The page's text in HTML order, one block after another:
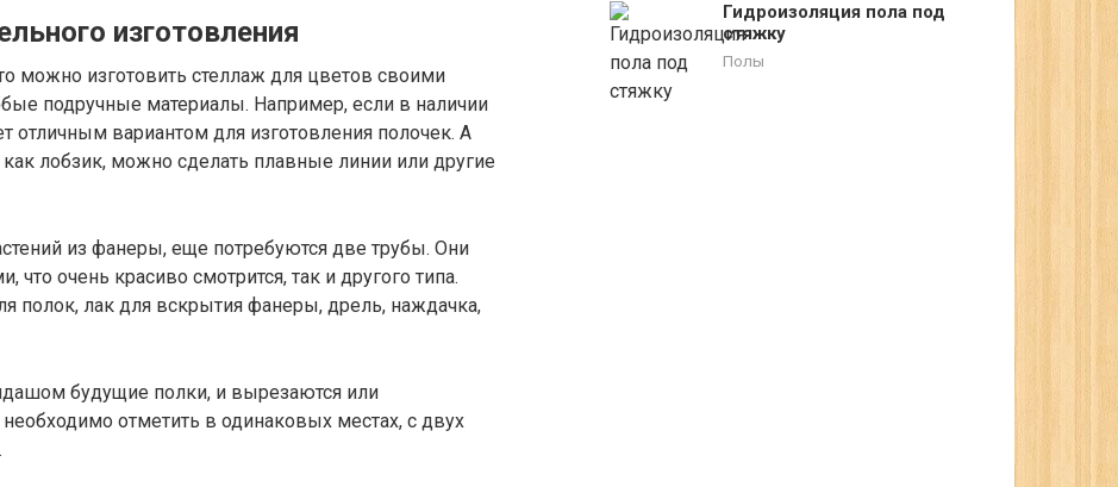
изготовления
можно изготовить стеллаж для цветов своими
подручные материалы. Например, если в наличии
отличным вариантом для изготовления полочек. А
как лобзик, можно сделать плавные линии или другие
из фанеры, еще потребуются две трубы. Они
очень красиво смотрится, так и другого типа.
полок, лак для вскрытия фанеры, дрель, наждачка,
будущие полки, и вырезаются или
отметить в одинаковых местах, с двух
Гидроизоляция пола под
стяжку
Полы